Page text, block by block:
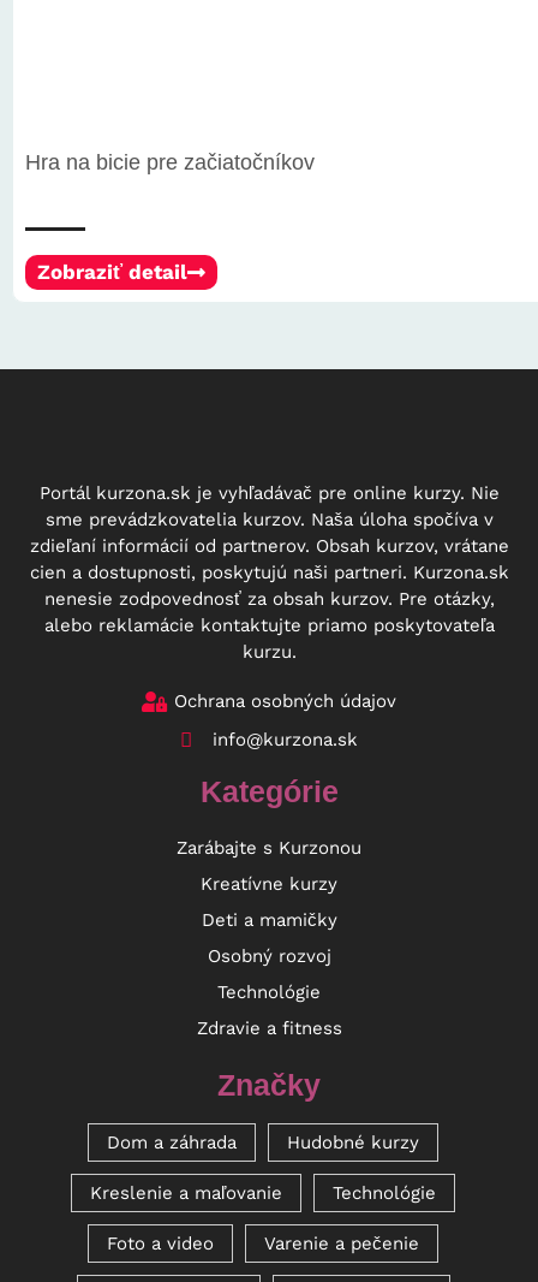
Hra na bicie pre začiatočníkov
Zobraziť detail
Portál kurzona.sk je vyhľadávač pre online kurzy. Nie
sme prevádzkovatelia kurzov. Naša úloha spočíva v
zdieľaní informácií od partnerov. Obsah kurzov, vrátane
cien a dostupnosti, poskytujú naši partneri. Kurzona.sk
nenesie zodpovednosť za obsah kurzov. Pre otázky,
alebo reklamácie kontaktujte priamo poskytovateľa
kurzu.
Ochrana osobných údajov
info@kurzona.sk
Kategórie
Zarábajte s Kurzonou
Kreatívne kurzy
Deti a mamičky
Osobný rozvoj
Technológie
Zdravie a fitness
Značky
Dom a záhrada Hudobné kurzy
Kreslenie a maľovanie Technológie
Foto a video Varenie a pečenie